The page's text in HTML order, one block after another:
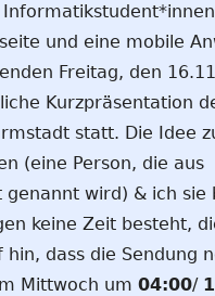
und eine mobile
Freitag, den
Kurzpräsentation
statt. Die Idee
(eine Person, die aus
wird) & ich sie
keine Zeit besteht,
dass die Sendung
Mittwoch um 04:00/